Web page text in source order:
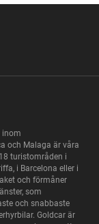
inom
och Malaga är våra
turistområden i
i Barcelona eller i
och förmåner
som
och snabbaste
Goldcar är